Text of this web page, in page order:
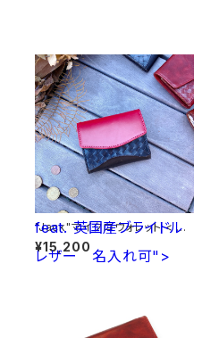
feat. 英国産ブライドル
レザー名入れ可">
"Jack"マイクロウォレット < Bl
ack> feat. 英国産ブライドルレ
ザー<Red> 名入れ可
¥15,200